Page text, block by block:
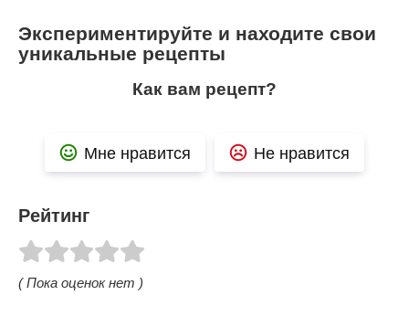
Экспериментируйте и находите свои
уникальные рецепты
Как вам рецепт?
Мне нравится Не нравится
Рейтинг
( Пока оценок нет )